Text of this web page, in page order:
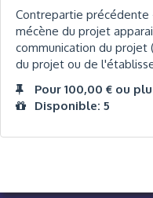
Contrepartie
mécène du projet
communication du
du projet ou de
Pour 100,00 € ou
Disponible: 5